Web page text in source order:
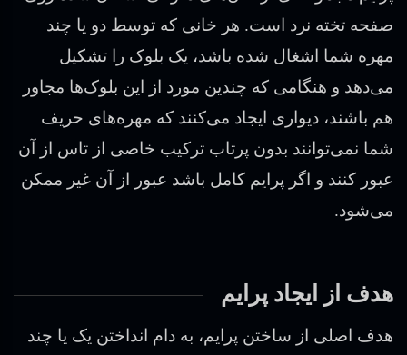
صفحه تخته نرد است. هر خانی که توسط دو یا چند
مهره شما اشغال شده باشد، یک بلوک را تشکیل
می‌دهد و هنگامی که چندین مورد از این بلوک‌ها مجاور
هم باشند، دیواری ایجاد می‌کنند که مهره‌های حریف
شما نمی‌توانند بدون پرتاب ترکیب خاصی از تاس از آن
عبور کنند و اگر پرایم کامل باشد عبور از آن غیر ممکن
می‌شود.
هدف از ایجاد پرایم
هدف اصلی از ساختن پرایم، به دام انداختن یک یا چند